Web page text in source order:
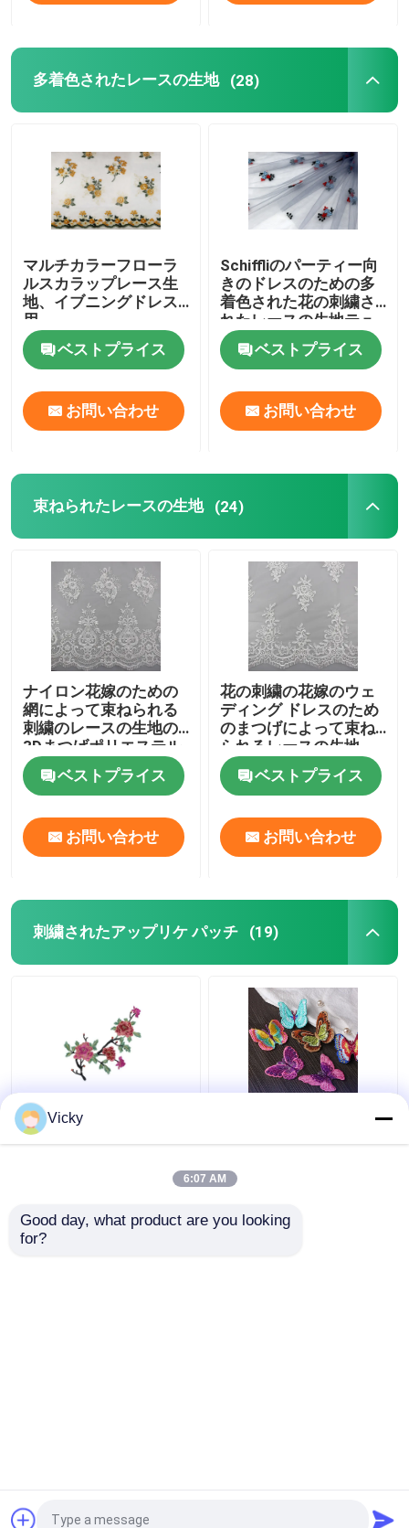
多着色されたレースの生地 (28)
マルチカラーフローラ
ルスカラップレース生
地、イブニングドレス
用
ベストプライス
お問い合わせ
Schiffliのパーティー向
きのドレスのための多
着色された花の刺繍さ
れたレースの生地テュ
ル
ベストプライス
お問い合わせ
束ねられたレースの生地 (24)
ナイロン花嫁のための
網によって束ねられる
刺繍のレースの生地の
3Dまつげポリエステル
ヤーン
ベストプライス
お問い合わせ
花の刺繍の花嫁のウェ
ディング ドレスのため
のまつげによって束ね
られるレースの生地
ベストプライス
お問い合わせ
刺繍されたアップリケ パッチ (19)
水溶性のかぎ針編み3D
の衣服および服のため
刺繍されたアップリケ
めの布のバッジを修繕
します
© 2026 Guangzhou Qiansili Textile Co., Ltd.. All
Vicky
6:07 AM
Good day, what product are you looking
for?